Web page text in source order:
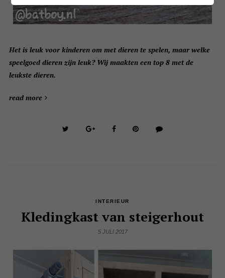
Het is leuk voor kinderen om met dieren te spelen, maar welke
speelgoed dieren zijn leuk? Wij maakten een top 8 met de
leukste dieren.
read more
INTERIEUR
Kledingkast van steigerhout
5 JULI 2017